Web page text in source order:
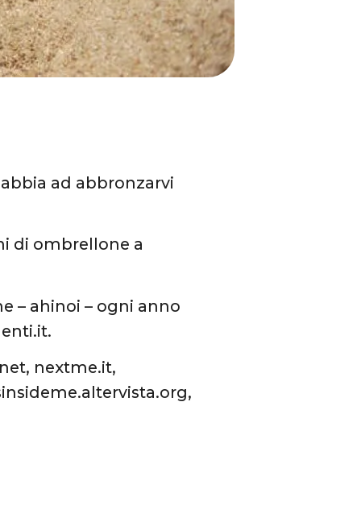
ad abbronzarvi
di ombrellone a
– ahinoi – ogni anno
nextme.it,